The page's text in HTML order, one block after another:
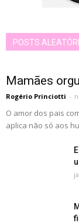
POSTS
Mamães
Rogério Princiotti -
O amor dos pais
aplica não só aos